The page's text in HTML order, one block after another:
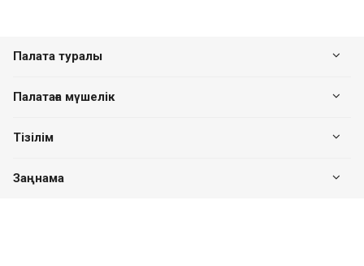
Палата туралы
Палатаға мүшелік
Тізілім
Заңнама